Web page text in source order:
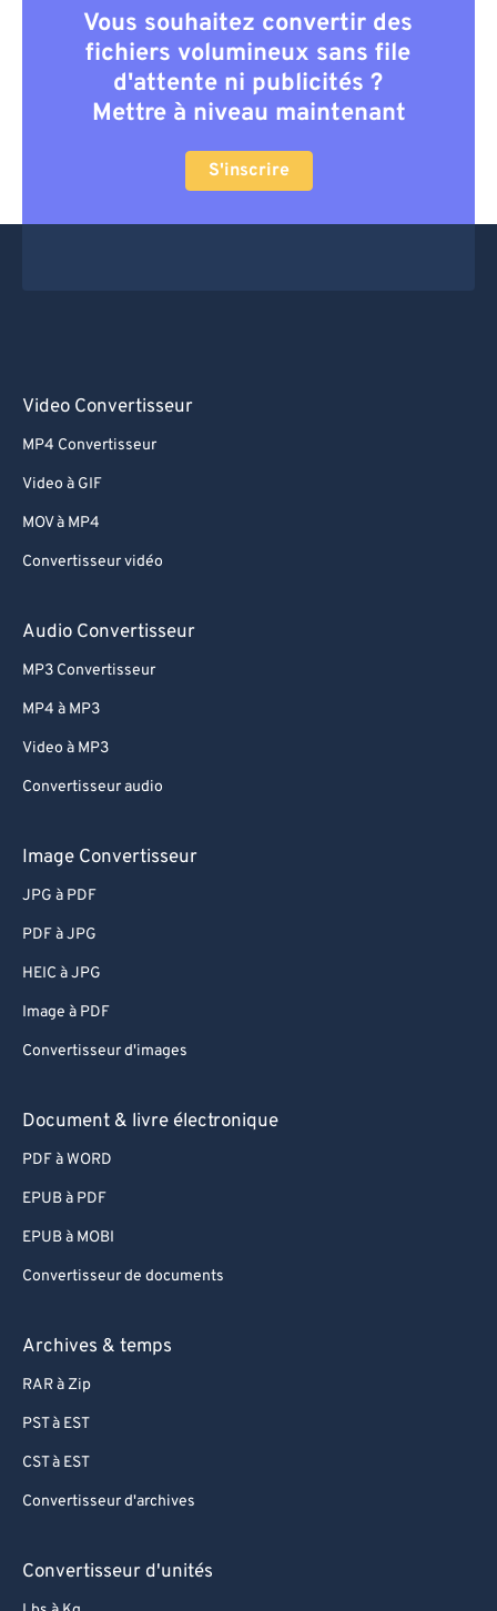
Vous souhaitez convertir des
fichiers volumineux sans file
d'attente ni publicités ?
Mettre à niveau maintenant
S'inscrire
Video Convertisseur
MP4 Convertisseur
Video à GIF
MOV à MP4
Convertisseur vidéo
Audio Convertisseur
MP3 Convertisseur
MP4 à MP3
Video à MP3
Convertisseur audio
Image Convertisseur
JPG à PDF
PDF à JPG
HEIC à JPG
Image à PDF
Convertisseur d'images
Document & livre électronique
PDF à WORD
EPUB à PDF
EPUB à MOBI
Convertisseur de documents
Archives & temps
RAR à Zip
PST à EST
CST à EST
Convertisseur d'archives
Convertisseur d'unités